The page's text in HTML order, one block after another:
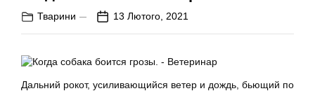
Тварини 13 Лютого, 2021
Дальний рокот, усиливающийся ветер и дождь, бьющий по